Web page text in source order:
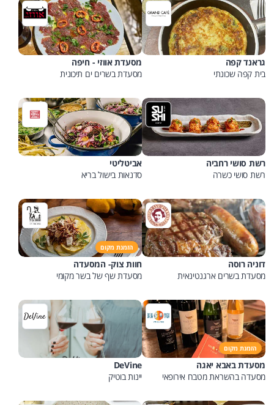
גראנד קפה
בית קפה שכונתי
מסעדת אווזי - חיפה
מסעדת בשרים ים תיכונית
רשת סושי רחביה
רשת סושי כשרה
אביטליטי
סדנאות בישול בריא
דוניה רוסה
מסעדת בשרים ארגנטינאית
הזמנת מקום
חוות צוק- המסעדה
מסעדת שף של בשר מקומי
הזמנת מקום
מסעדת באבא יאגה
מסעדה בהשראת מטבח אירופאי
DeVine
יינות בוטיק